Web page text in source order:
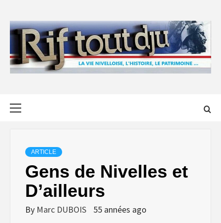
content
ARTICLE
Gens de Nivelles et
D’ailleurs
By Marc DUBOIS 55 années ago